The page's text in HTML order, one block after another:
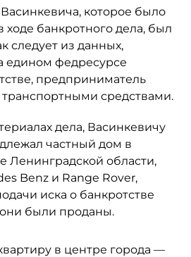
которое было
ходе банкротного дела, был
следует из данных,
едином федресурсе
предприниматель
средствами.
дела, Васинкевичу
частный дом в
Ленинградской области,
Benz и Range Rover,
иска о банкротстве
были проданы.
в центре города —